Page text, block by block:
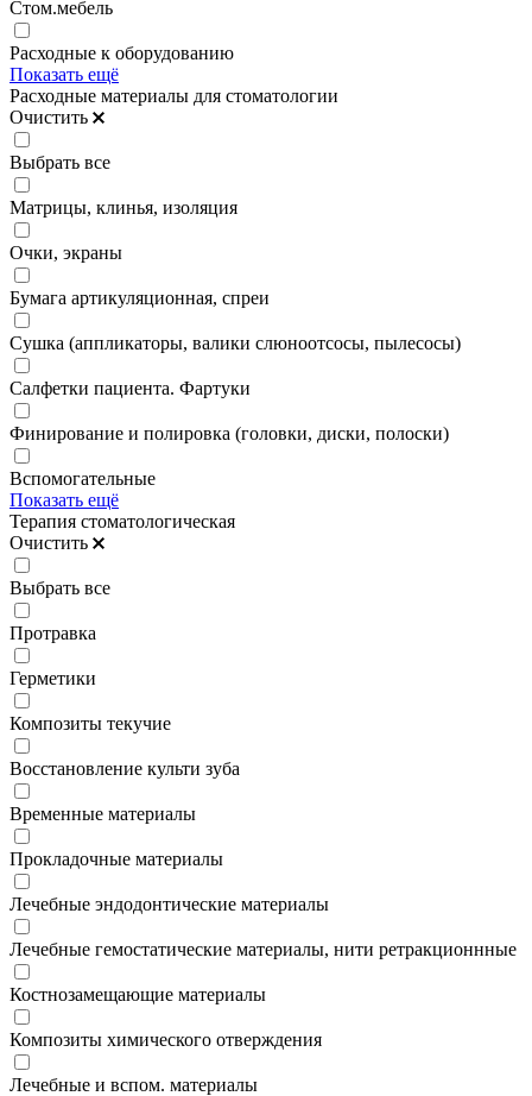
Стом.мебель
Расходные к оборудованию
Показать ещё
Расходные материалы для стоматологии
Очистить
Выбрать все
Матрицы, клинья, изоляция
Очки, экраны
Бумага артикуляционная, спреи
Сушка (аппликаторы, валики слюноотсосы, пылесосы)
Салфетки пациента. Фартуки
Финирование и полировка (головки, диски, полоски)
Вспомогательные
Показать ещё
Терапия стоматологическая
Очистить
Выбрать все
Протравка
Герметики
Композиты текучие
Восстановление культи зуба
Временные материалы
Прокладочные материалы
Лечебные эндодонтические материалы
Лечебные гемостатические материалы, нити ретракционнные
Костнозамещающие материалы
Композиты химического отверждения
Лечебные и вспом. материалы